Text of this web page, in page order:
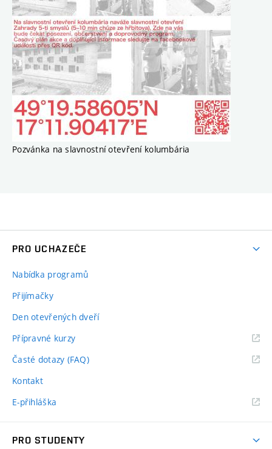
Pozvánka na slavnostní otevření kolumbária
PRO UCHAZEČE
Nabídka programů
Přijímačky
Den otevřených dveří
Přípravné kurzy
Časté dotazy (FAQ)
Kontakt
E-přihláška
PRO STUDENTY